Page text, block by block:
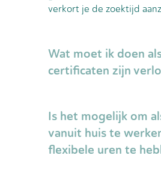
verkort je de zoektijd
Wat moet ik doen
certificaten zijn
via erkende
lasscholen in je regio.
zijn bereid te wachten als
afspraak hebt voor
Is het mogelijk om
vanuit huis te
flexibele uren te